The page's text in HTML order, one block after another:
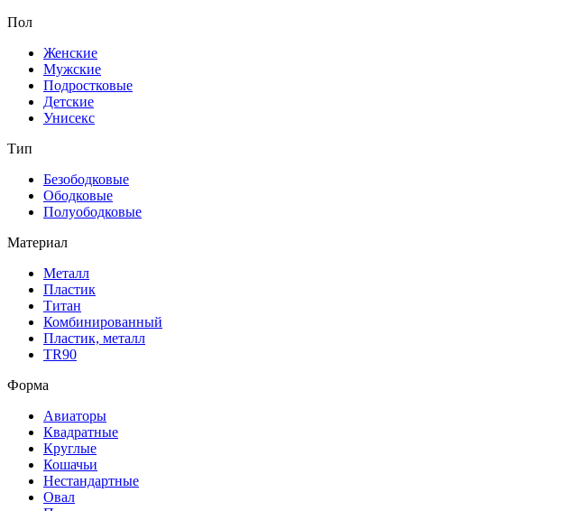
Пол
Женские
Мужские
Подростковые
Детские
Унисекс
Тип
Безободковые
Ободковые
Полуободковые
Материал
Металл
Пластик
Титан
Комбинированный
Пластик, металл
TR90
Форма
Авиаторы
Квадратные
Круглые
Кошачьи
Нестандартные
Овал